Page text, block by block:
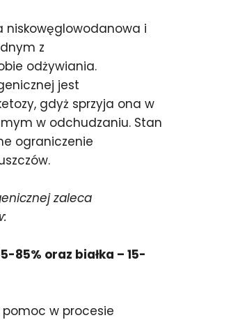
i
z
odżywiania.
jest
gdyż sprzyja ona w
w odchudzaniu. Stan
ograniczenie
zaleca
85% oraz białka – 15-
w procesie